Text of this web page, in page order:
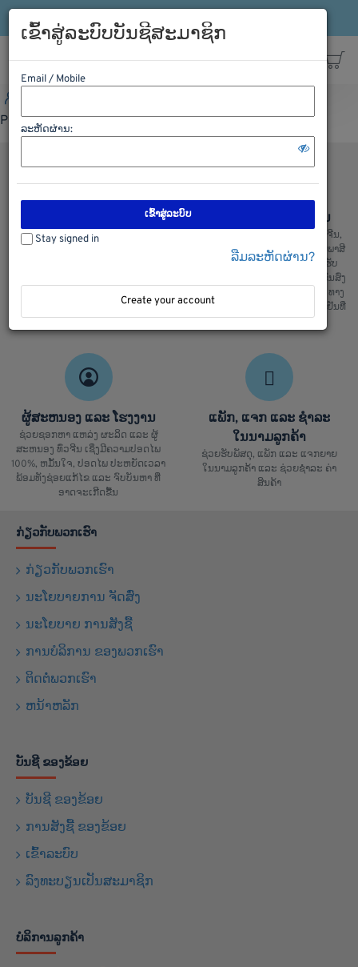
Please Login first
ພວກເຮົາມີລະບົບການຮັກສາຄວາມປອດ
ການຂົນສົ່ງ ຈີນ ລາວ ຈີນ
ບໍລິການຂົນສົ່ງ ຈີນ ລາວ ແລະ ລາວຈີນ,
ຂົນສົ່ງ ໄທ ລາວ ແລະ ລາວ ໄທ, ເຄັຍພາສີ
ແລ່ນຫນັງສື ຊິ້ບປີ້ງ ພ້ອມທັງມີລົດ ຮັບ
ເຄື່ອງຈາກຫນ້າໂຮງງານ ສະເພາະ ຂົນສົ່ງ
ທງຈີນ : ພວກເຮົາມີ ຂົນສົ່ງ ທາງລົດ, ທາງ
ເຮື່ອ, ທາງລົດໄຟ ແລະ ຂົນສົ່ງເຄື່ອງເຢັນທີ່
ສ່າງຄຸນມີ້ງ
ຜູ້ສະຫນອງ ແລະ ໂຮງງານ
ຊ່ວຍຊອກຫາ ແຫລ່ງ ຜະລິດ ແລະ ຜູ້
ສະຫນອງ ທົ່ວຈີນ ເຊິ່ງມີຄວາມປອດໄພ
100%, ຫມັ້ນໃຈ, ປອດໄພ ປະຫຍັດເວລາ
ພ້ອມທັງຊ່ອຍແກ້ໄຂ ແລະ ຈົບບັນຫາ ທີ່
ອາດຈະເກີດຂື້ນ
ແພັກ, ແຈກ ແລະ ຊຳລະ
ໃນນາມລູກຄ້າ
ຊ່ວຍຮັບພັສດຸ, ແພັກ ແລະ ແຈກຍາຍ
ໃນນາມລູກຄ້າ ແລະ ຊ່ວຍຊຳລະ ຄ່າ
ສິນຄ້າ
ກ່ຽວກັບພວກເຮົາ
ກ່ຽວກັບພວກເຮົາ
ນະໂຍບາຍການ ຈັດສົ່ງ
ນະໂຍບາຍ ການສັງຊື້
ການບໍລິການ ຂອງພວກເຮົາ
ຕິດຕໍ່ພວກເຮົາ
ຫນ້າຫລັກ
ບັນຊີ ຂອງຂ້ອຍ
ບັນຊີ ຂອງຂ້ອຍ
ການສັງຊື້ ຂອງຂ້ອຍ
ເຂົ້າລະບົບ
ລົງທະບຽນເປັນສະມາຊິກ
ບໍລິການລູກຄ້າ
ເຂົ້າສູ່ລະບົບບັນຊີສະມາຊິກ
Email / Mobile
ລະຫັດຜ່ານ:
ເຂົ້າສູ່ລະບົບ
Stay signed in
ລືມລະຫັດຜ່ານ?
Create your account